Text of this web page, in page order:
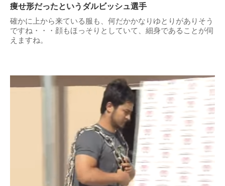
痩せ形だったというダルビッシュ選手
確かに上から来ている服も、何だかかなりゆとりがありそう
ですね・・・顔もほっそりとしていて、細身であることが伺
えますね。